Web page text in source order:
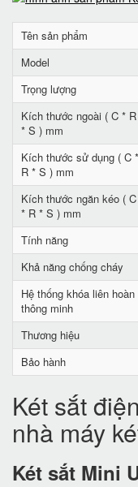
Tên sản phẩm
Model
Trọng lượng
Kích thước ngoài ( C * R
* S ) mm
Kích thước sử dụng ( C *
R * S ) mm
Kích thước ngăn kéo ( C
* R * S ) mm
Tính năng
Khả năng chống cháy
Hệ thống khóa liên hoàn
thông minh
Thương hiệu
Bảo hành
Két sắt
nhà máy
Két sắt Mini